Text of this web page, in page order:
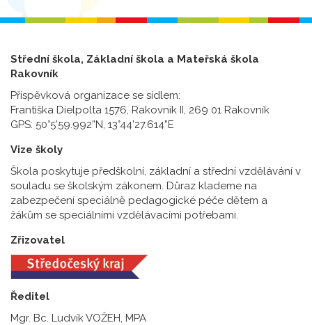
Střední škola, Základní škola a Mateřská škola
Rakovník
Příspěvková organizace se sídlem:
Františka Dielpolta 1576, Rakovník II, 269 01 Rakovník
GPS: 50°5’59.992”N, 13°44’27.614”E
Vize školy
Škola poskytuje předškolní, základní a střední vzdělávání v
souladu se školským zákonem. Důraz klademe na
zabezpečení speciálně pedagogické péče dětem a
žákům se speciálními vzdělávacími potřebami.
Zřizovatel
Ředitel
Mgr. Bc. Ludvík VOŽEH, MPA